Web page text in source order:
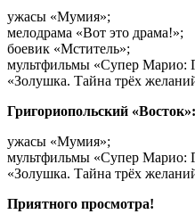
ужасы «Мумия»;
мелодрама «Вот это драма!»;
боевик «Мститель»;
мультфильмы «Супер Марио:
«Золушка. Тайна трёх
Григориопольский «Восток»:
ужасы «Мумия»;
мультфильмы «Супер Марио:
«Золушка. Тайна трёх
Приятного просмотра!